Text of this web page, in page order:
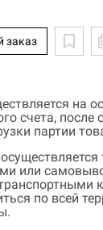
заказ
на
счета, после
партии
или
по всей